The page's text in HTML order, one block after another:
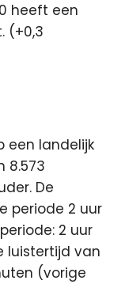
heeft een
(+0,3
een landelijk
8.573
De
periode 2 uur
2 uur
luistertijd van
(vorige